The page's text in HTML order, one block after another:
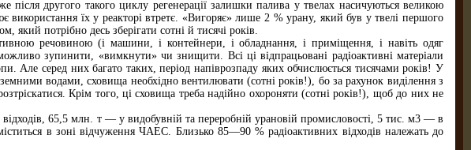
після другого такого циклу регенерації залишки палива у твелах насичуються великою
використання їх у реакторі втретє. «Вигоряє» лише 2 % урану, який був у твелі першого
який потрібно десь зберігати сотні й тисячі років.
речовиною (і машини, і контейнери, і обладнання, і приміщення, і навіть одяг
зупинити, «вимкнути» чи знищити. Всі ці відпрацьовані радіоактивні матеріали
Але серед них багато таких, період напіврозпаду яких обчислюється тисячами років! У
водами, сховища необхідно вентилювати (сотні років!), бо за рахунок виділення з
Крім того, ці сховища треба надійно охороняти (сотні років!), щоб до них не
65,5 млн. т — у видобувній та переробній урановій промисловості, 5 тис. м3 — в
в зоні відчуження ЧАЕС. Близько 85—90 % радіоактивних відходів належать до